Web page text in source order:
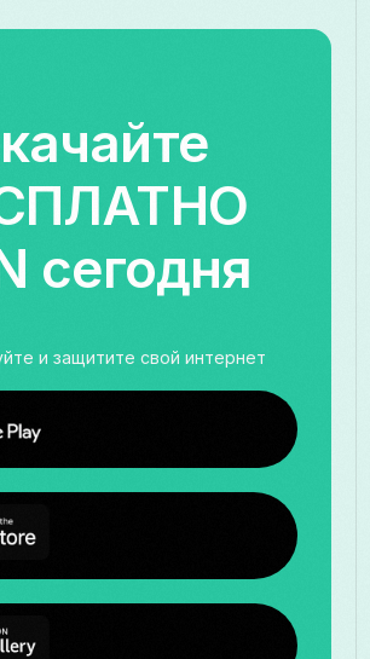
сегодня
и защитите свой интернет